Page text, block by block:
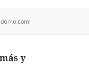
y